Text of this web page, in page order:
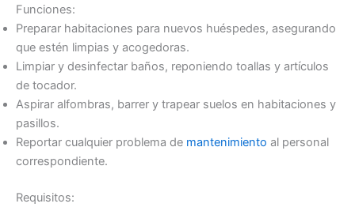
Funciones:
Preparar habitaciones para nuevos huéspedes, asegurando
que estén limpias y acogedoras.
Limpiar y desinfectar baños, reponiendo toallas y artículos
de tocador.
Aspirar alfombras, barrer y trapear suelos en habitaciones y
pasillos.
Reportar cualquier problema de mantenimiento al personal
correspondiente.
Requisitos: